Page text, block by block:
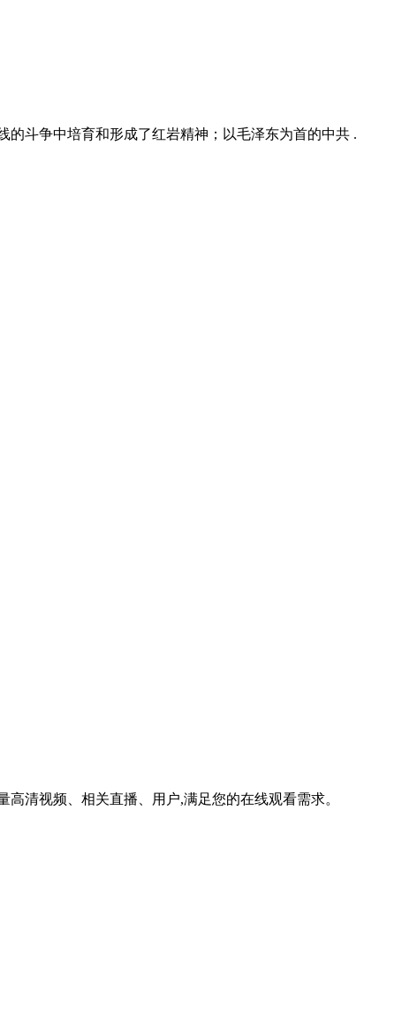
斗争中培育和形成了红岩精神；以毛泽东为首的中共 .
清视频、相关直播、用户,满足您的在线观看需求。